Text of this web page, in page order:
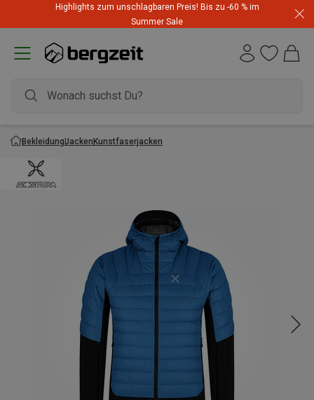
Highlights zum unschlagbaren Preis! Bis zu -60 % im
Summer Sale
BekleidungJackenKunstfaserjacken